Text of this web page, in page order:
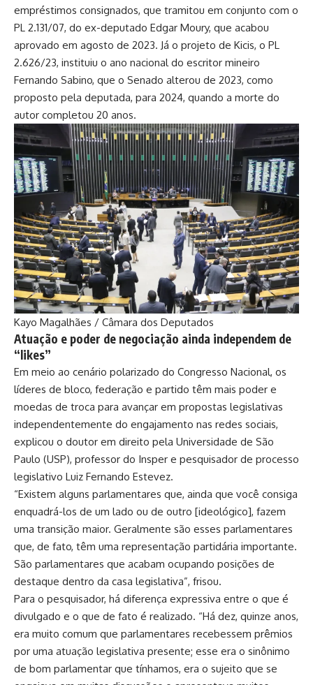
empréstimos consignados, que tramitou em conjunto com o
PL 2.131/07, do ex-deputado Edgar Moury, que acabou
aprovado em agosto de 2023. Já o projeto de Kicis, o PL
2.626/23, instituiu o ano nacional do escritor mineiro
Fernando Sabino, que o Senado alterou de 2023, como
proposto pela deputada, para 2024, quando a morte do
autor completou 20 anos.
Kayo Magalhães / Câmara dos Deputados
Atuação e poder de negociação ainda independem de
“likes”
Em meio ao cenário polarizado do Congresso Nacional, os
líderes de bloco, federação e partido têm mais poder e
moedas de troca para avançar em propostas legislativas
independentemente do engajamento nas redes sociais,
explicou o doutor em direito pela Universidade de São
Paulo (USP), professor do Insper e pesquisador de processo
legislativo Luiz Fernando Estevez.
“Existem alguns parlamentares que, ainda que você consiga
enquadrá-los de um lado ou de outro [ideológico], fazem
uma transição maior. Geralmente são esses parlamentares
que, de fato, têm uma representação partidária importante.
São parlamentares que acabam ocupando posições de
destaque dentro da casa legislativa”, frisou.
Para o pesquisador, há diferença expressiva entre o que é
divulgado e o que de fato é realizado. “Há dez, quinze anos,
era muito comum que parlamentares recebessem prêmios
por uma atuação legislativa presente; esse era o sinônimo
de bom parlamentar que tínhamos, era o sujeito que se